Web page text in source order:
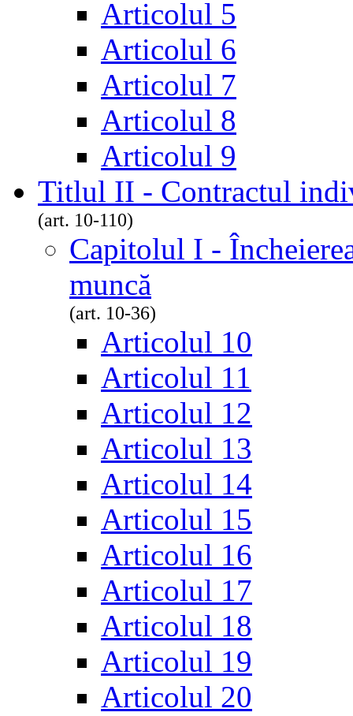
Articolul 5
Articolul 6
Articolul 7
Articolul 8
Articolul 9
Titlul II - Contractul
(art. 10-110)
Capitolul I -
muncă
(art. 10-36)
Articolul 10
Articolul 11
Articolul 12
Articolul 13
Articolul 14
Articolul 15
Articolul 16
Articolul 17
Articolul 18
Articolul 19
Articolul 20